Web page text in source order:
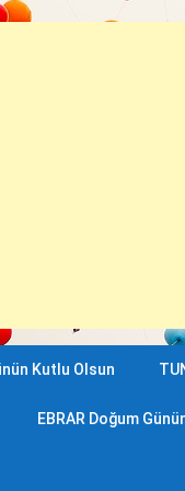
Kutlu Olsun
EBRAR Doğum